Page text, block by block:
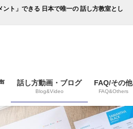
ト」できる 日本で唯一の 話し方教室とし
話し方動画・ブログ
Blog&Video
FAQ/その他
FAQ&Others